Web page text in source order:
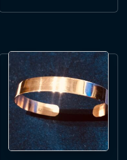
weist mehrere
Dieses